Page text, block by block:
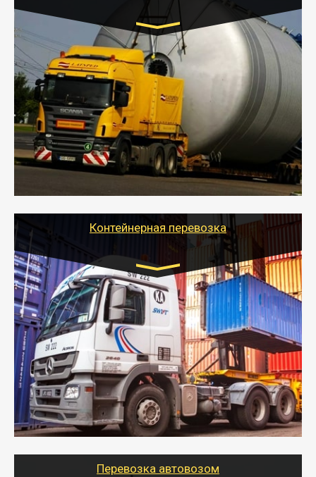
Цена за км. Рассчитывается
индивидуально
- Перевозка техники и негабаритных грузов
осуществляется после получения разрешения на
перевозку (обычно 7-14 дней).
- Тайгер Логистик в короткие сроки поможет вам
качественно и безопасно перевезти негабаритные
грузы по всей России тралом, манипулятором и
другим транспортом и подобрать оптимальный
Контейнерная перевозка
Цена за км. Рассчитывается
индивидуально
- Контейнерные грузоперевозки на специальном
оборудованном транспорте быстро, качественно и
безопасно.
- Наша транспортная компания поможет
организовать доставку в порт и из порта
стандартных контейнеров на контейнеровозе,
шаландах и площадках (открытых кузовах),
используя надежные крепления.
Перевозка автовозом